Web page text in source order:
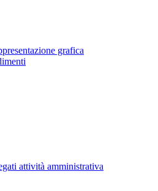
grafica
attività amministrativa